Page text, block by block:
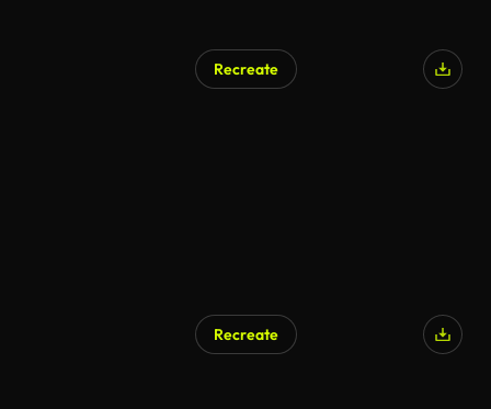
Recreate
Recreate